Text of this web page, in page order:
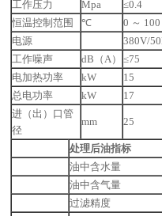
工作压力
Mpa
≤0.4
恒温控制范围
℃
0 ～ 100
电源
380V/
工作噪声
dB（A） ≤75
电加热功率
kW 15
总电功率
kW 17
进（出）口管
径
mm 25
处理后油指标
油中含水量
油中含气量
过滤精度